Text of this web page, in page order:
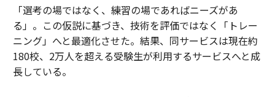
「選考の場ではなく、練習の場であればニーズがあ
る」。この仮説に基づき、技術を評価ではなく「トレー
ニング」へと最適化させた。結果、同サービスは現在約
180校、2万人を超える受験生が利用するサービスへと成
長している。